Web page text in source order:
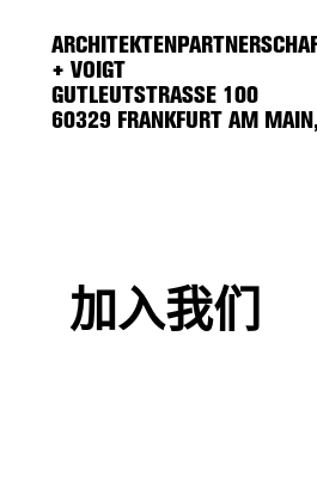
+ VOIGT
GUTLEUTSTRASSE 100
60329 FRANKFURT AM
加入我们